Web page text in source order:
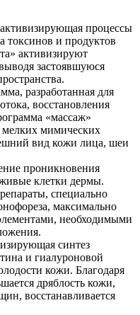
процессы
токсинов и продуктов
активизируют
застоявшуюся
разработанная для
восстановления
«массаж»
мелких мимических
вид кожи лица, шеи
проникновения
клетки дермы.
специально
максимально
необходимыми
синтез
и гиалуроновой
кожи. Благодаря
дряблость кожи,
восстанавливается